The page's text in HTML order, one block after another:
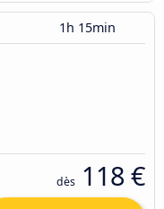
1h 15min
dès 118 €